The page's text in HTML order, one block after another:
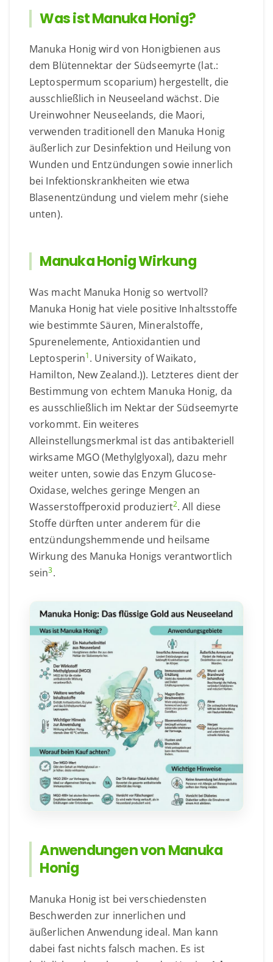
Was ist Manuka Honig?
Manuka Honig wird von Honigbienen aus
dem Blütennektar der Südseemyrte (lat.:
Leptospermum scoparium) hergestellt, die
ausschließlich in Neuseeland wächst. Die
Ureinwohner Neuseelands, die Maori,
verwenden traditionell den Manuka Honig
äußerlich zur Desinfektion und Heilung von
Wunden und Entzündungen sowie innerlich
bei Infektionskrankheiten wie etwa
Blasenentzündung und vielem mehr (siehe
unten).
Manuka Honig Wirkung
Was macht Manuka Honig so wertvoll?
Manuka Honig hat viele positive Inhaltsstoffe
wie bestimmte Säuren, Mineralstoffe,
Spurenelemente, Antioxidantien und
Leptosperin1. University of Waikato,
Hamilton, New Zealand.)). Letzteres dient der
Bestimmung von echtem Manuka Honig, da
es ausschließlich im Nektar der Südseemyrte
vorkommt. Ein weiteres
Alleinstellungsmerkmal ist das antibakteriell
wirksame MGO (Methylglyoxal), dazu mehr
weiter unten, sowie das Enzym Glucose-
Oxidase, welches geringe Mengen an
Wasserstoffperoxid produziert2. All diese
Stoffe dürften unter anderem für die
entzündungshemmende und heilsame
Wirkung des Manuka Honigs verantwortlich
sein3.
Anwendungen von Manuka
Honig
Manuka Honig ist bei verschiedensten
Beschwerden zur innerlichen und
äußerlichen Anwendung ideal. Man kann
dabei fast nichts falsch machen. Es ist